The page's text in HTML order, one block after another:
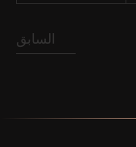
السابق